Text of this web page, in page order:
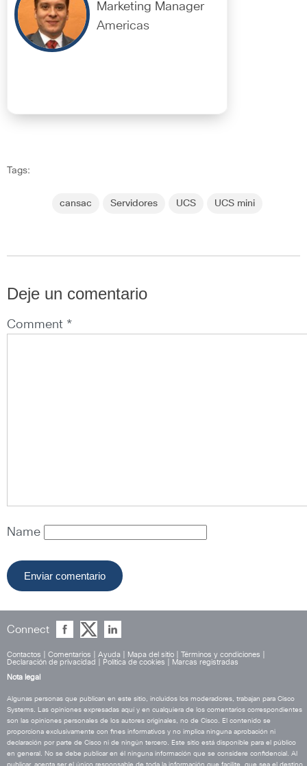
Marketing Manager
Americas
Tags:
cansac Servidores UCS UCS mini
Deje un comentario
Comment *
Name
Connect
Contactos Comentarios Ayuda Mapa del sitio Términos y condiciones
Declaración de privacidad
Política de cookies
Marcas registradas
Nota legal
Algunas personas que publican en este sitio, incluidos los moderadores, trabajan para Cisco
Systems. Las opiniones expresadas aquí y en cualquiera de los comentarios correspondientes
son las opiniones personales de los autores originales, no de Cisco. El contenido se
proporciona exclusivamente con fines informativos y no implica ninguna aprobación ni
declaración por parte de Cisco ni de ningún tercero. Este sitio está disponible para el público
en general. No se debe publicar en él ninguna información que se considere confidencial. Al